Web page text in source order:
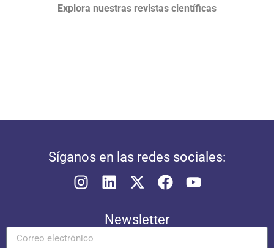
Explora nuestras revistas científicas
Síganos en las redes sociales:
Newsletter